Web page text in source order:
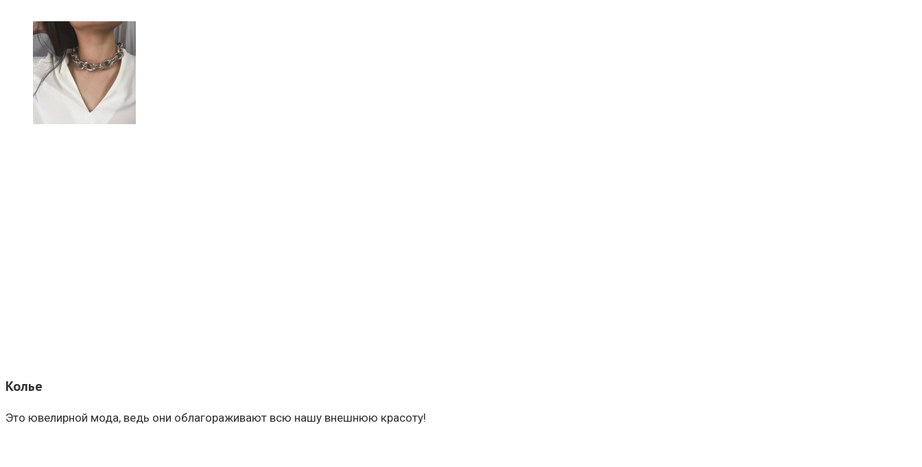
Колье
Это ювелирной мода, ведь они облагораживают всю нашу внешнюю красоту!